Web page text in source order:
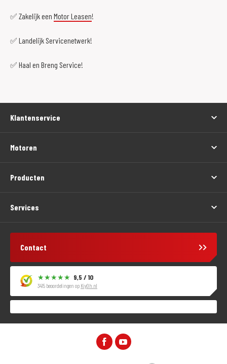
✅ Zakelijk een Motor Leasen!
✅ Landelijk Servicenetwerk!
✅ Haal en Breng Service!
Klantenservice
Motoren
Producten
Services
Contact
9,5 / 10
3415 beoordelingen op KiyOh.nl